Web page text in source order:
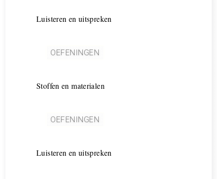
Luisteren en uitspreken
OEFENINGEN
Stoffen en materialen
OEFENINGEN
Luisteren en uitspreken